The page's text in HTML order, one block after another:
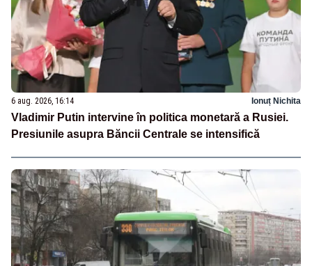
6 aug. 2026, 16:14 Ionuț Nichita
Vladimir Putin intervine în politica monetară a Rusiei.
Presiunile asupra Băncii Centrale se intensifică